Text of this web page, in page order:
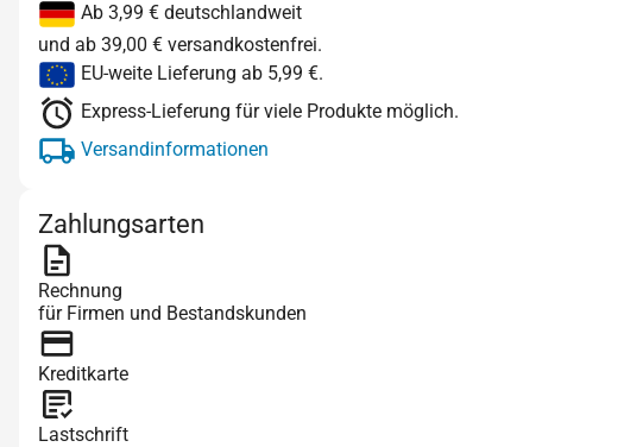
Ab 3,99 € deutschlandweit
und ab 39,00 € versandkostenfrei.
EU-weite Lieferung ab 5,99 €.
Express-Lieferung für viele Produkte möglich.
Versandinformationen
Zahlungsarten
Rechnung
für Firmen und Bestandskunden
Kreditkarte
Lastschrift